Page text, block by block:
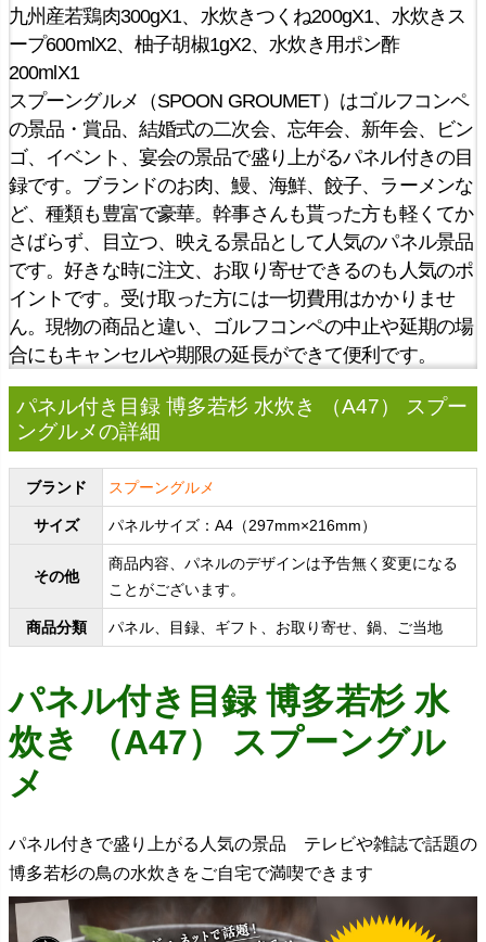
九州産若鶏肉300gX1、水炊きつくね200gX1、水炊きス
ープ600mlX2、柚子胡椒1gX2、水炊き用ポン酢
200mlX1
スプーングルメ（SPOON GROUMET）はゴルフコンペ
の景品・賞品、結婚式の二次会、忘年会、新年会、ビン
ゴ、イベント、宴会の景品で盛り上がるパネル付きの目
録です。ブランドのお肉、鰻、海鮮、餃子、ラーメンな
ど、種類も豊富で豪華。幹事さんも貰った方も軽くてか
さばらず、目立つ、映える景品として人気のパネル景品
です。好きな時に注文、お取り寄せできるのも人気のポ
イントです。受け取った方には一切費用はかかりませ
ん。現物の商品と違い、ゴルフコンペの中止や延期の場
合にもキャンセルや期限の延長ができて便利です。
パネル付き目録 博多若杉 水炊き （A47） スプー
ングルメの詳細
ブランド スプーングルメ
サイズ パネルサイズ：A4（297mm×216mm）
その他
商品内容、パネルのデザインは予告無く変更になる
ことがございます。
商品分類 パネル、目録、ギフト、お取り寄せ、鍋、ご当地
パネル付き目録 博多若杉 水
炊き （A47） スプーングル
メ
パネル付きで盛り上がる人気の景品 テレビや雑誌で話題の
博多若杉の鳥の水炊きをご自宅で満喫できます